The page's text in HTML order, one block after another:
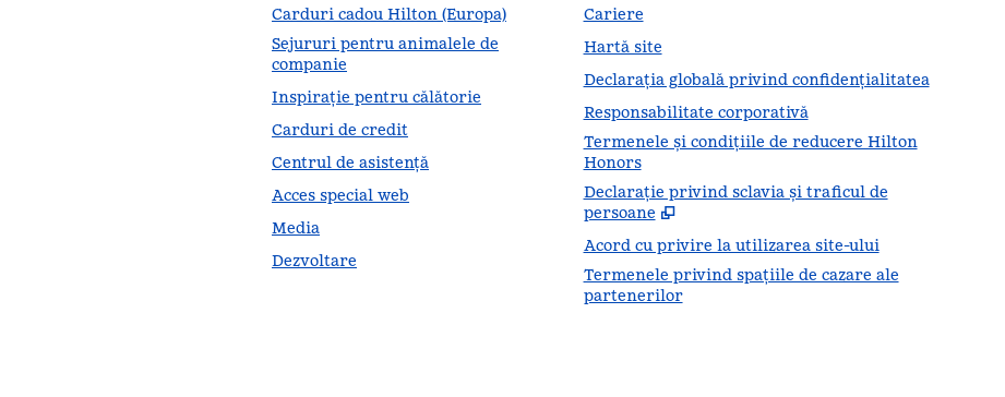
Carduri cadou Hilton (Europa)
Sejururi pentru animalele de
companie
Inspirație pentru călătorie
Carduri de credit
Centrul de asistență
Acces special web
Media
Dezvoltare
Cariere
Hartă site
Declarația globală privind confidenţialitatea
Responsabilitate corporativă
Termenele și condițiile de reducere Hilton
Honors
Declarație privind sclavia și traficul de
persoane
Acord cu privire la utilizarea site-ului
Termenele privind spațiile de cazare ale
partenerilor